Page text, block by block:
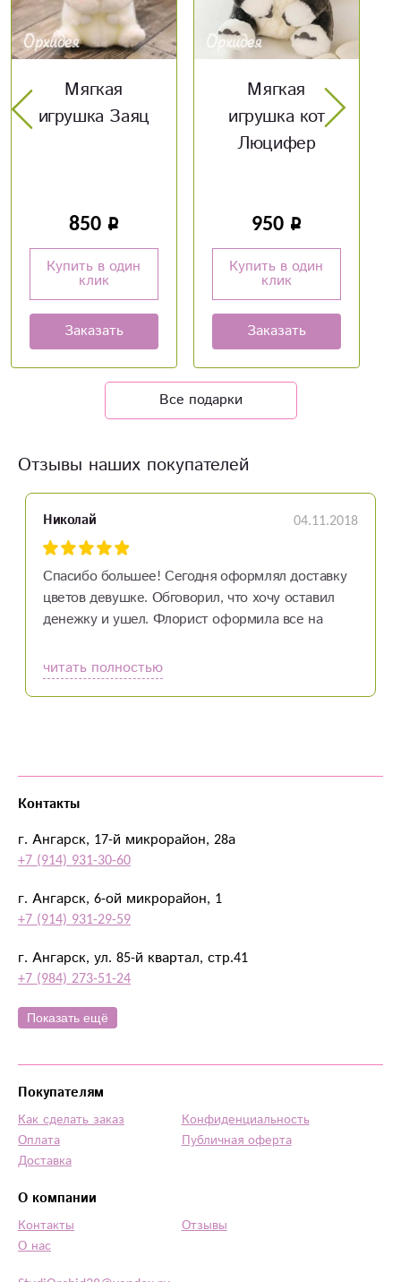
игрушка кот
Купить в один
Заказать
Мягкая
игрушка кот с
авокадо
Купить в один
Заказать
Все подарки
Отзывы наших покупателей
Николай 04.11.2018
Спасибо большее! Сегодня оформлял доставку
цветов девушке. Обговорил, что хочу оставил
денежку и ушел. Флорист оформила все на
читать полностью
Контакты
г. Ангарск, 17-й микрорайон, 28а
+7 (914) 931-30-60
г. Ангарск, 6-ой микрорайон, 1
+7 (914) 931-29-59
г. Ангарск, ул. 85-й квартал, стр.41
+7 (984) 273-51-24
Показать ещё
Покупателям
Как сделать заказ
Оплата
Доставка
Конфиденциальность
Публичная оферта
О компании
Контакты
О нас
Отзывы